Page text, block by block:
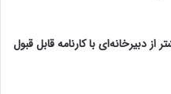
از دبیرخانه‌ای با کارنامه قابل قبول